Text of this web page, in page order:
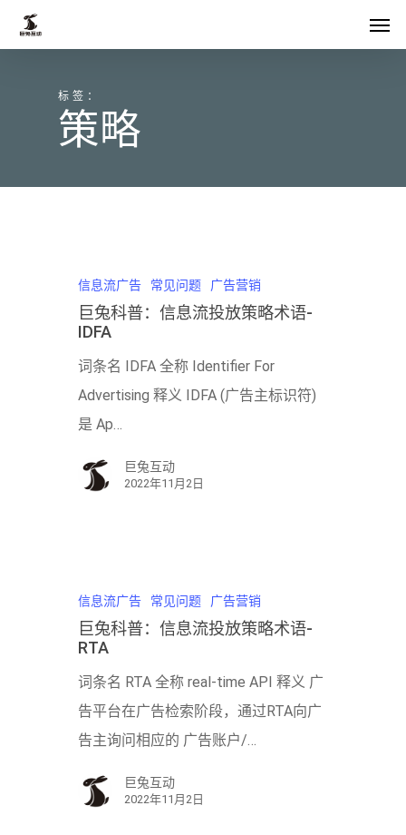
Skip
标签：
策略
信息流广告 常见问题 广告营销
巨兔科普：信息流投放策略术语-
IDFA
词条名 IDFA 全称 Identifier For
Advertising 释义 IDFA (广告主标识符)
是 Ap…
巨兔互动
2022年11月2日
信息流广告 常见问题 广告营销
巨兔科普：信息流投放策略术语-
RTA
词条名 RTA 全称 real-time API 释义 广
告平台在广告检索阶段，通过RTA向广
告主询问相应的 广告账户/…
巨兔互动
2022年11月2日